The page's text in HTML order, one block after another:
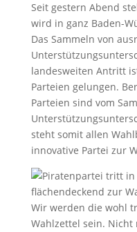
Seit gestern Abend
wird in ganz Baden-
Das Sammeln von
landesweiten Antritt
Parteien gelungen.
Parteien sind vom
steht somit allen
innovative Partei zur
Wir werden die wohl
Wahlzettel sein.